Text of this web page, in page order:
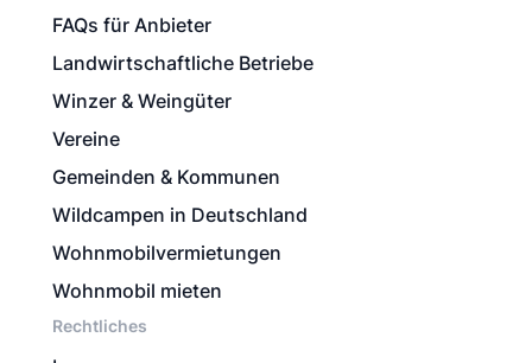
FAQs für Anbieter
Landwirtschaftliche Betriebe
Winzer & Weingüter
Vereine
Gemeinden & Kommunen
Wildcampen in Deutschland
Wohnmobilvermietungen
Wohnmobil mieten
Rechtliches